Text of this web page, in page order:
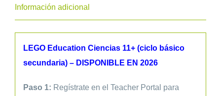
Información adicional
LEGO Education Ciencias 11+ (ciclo básico
secundaria) – DISPONIBLE EN 2026
Paso 1: Regístrate en el Teacher Portal para